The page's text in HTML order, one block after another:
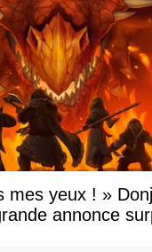
mes yeux ! »
annonce